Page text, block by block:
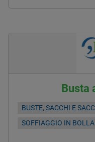
Busta
BUSTE, SACCHI E
SOFFIAGGIO IN BOLLA